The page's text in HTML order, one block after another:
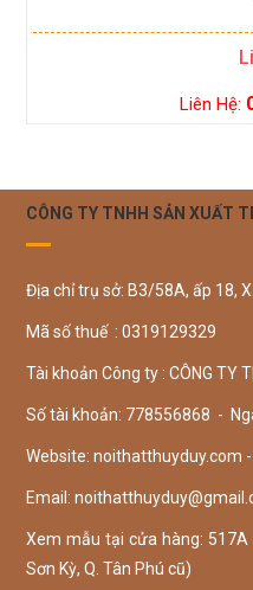
Liên Hệ:
CÔNG TY TNHH SẢN XUẤT
Địa chỉ trụ sở: B3/58A, ấp 18,
Mã số thuế : 0319129329
Tài khoản Công ty : CÔNG TY
Số tài khoản: 778556868 -
Website: noithatthuyduy.com
Email:
Xem mẫu tại cửa hàng: 517A
Sơn Kỳ, Q. Tân Phú cũ)